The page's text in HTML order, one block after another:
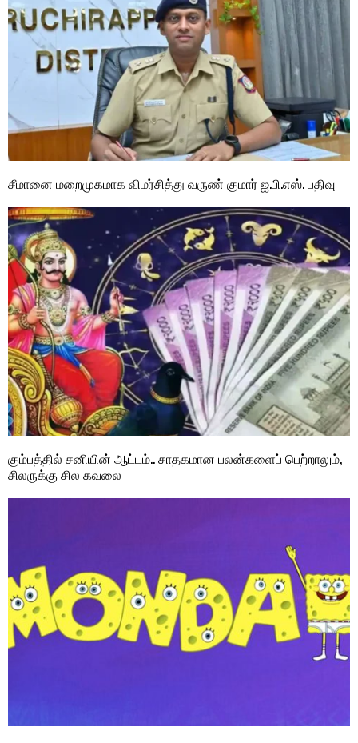
சீமானை மறைமுகமாக விமர்சித்து வருண் குமார் ஐ.பி.எஸ். பதிவு
கும்பத்தில் சனியின் ஆட்டம்.. சாதகமான பலன்களைப் பெற்றாலும்,
சிலருக்கு சில கவலை